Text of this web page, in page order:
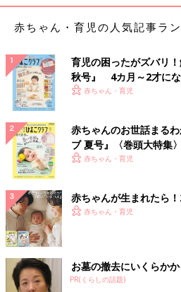
赤ちゃん・育児の人気記事ラ
育児の困ったがズバリ
秋号』 4カ月～2才にな
いっぱい！
赤ちゃん・育児
赤ちゃんのお世話まる
ブ 夏号』〈巻頭大特集
く！ おっぱい・ミルク
赤ちゃん・育児
赤ちゃんが生まれたら！
赤ちゃん・育児
お墓の撤去にいくらか
PR(くらしの話題)